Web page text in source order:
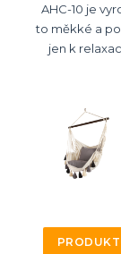
AHC-10 je
to měkké a
jen k